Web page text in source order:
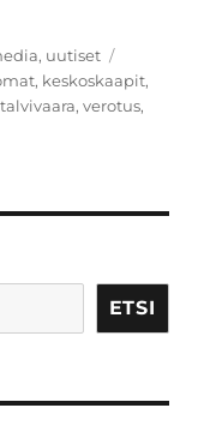
, uutiset
, keskoskaapit,
talvivaara,verotus,
ETSI